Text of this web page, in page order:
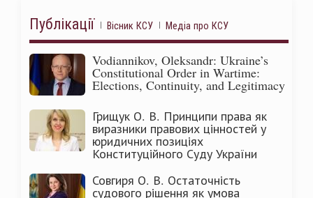
Публікації Вісник КСУ Медіа про КСУ
Vodiannikov, Oleksandr: Ukraine’s
Constitutional Order in Wartime:
Elections, Continuity, and Legitimacy
Грищук О. В. Принципи права як
виразники правових цінностей у
юридичних позиціях
Конституційного Суду України
Совгиря О. В. Остаточність
судового рішення як умова